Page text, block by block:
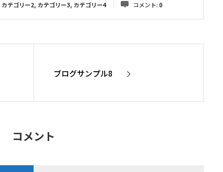
カテゴリー2, カテゴリー3, カテゴリー4 コメント: 0
ブログサンプル8
コメント